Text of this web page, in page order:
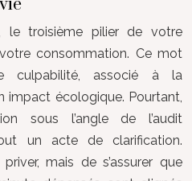
le troisième pilier de votre
consommation. Ce mot
culpabilité, associé à la
écologique. Pourtant,
sous l’angle de l’audit
un acte de clarification.
mais de s’assurer que